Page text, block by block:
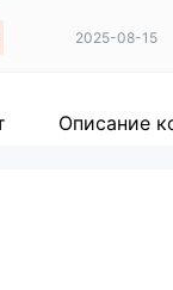
2025-08-15
Описание